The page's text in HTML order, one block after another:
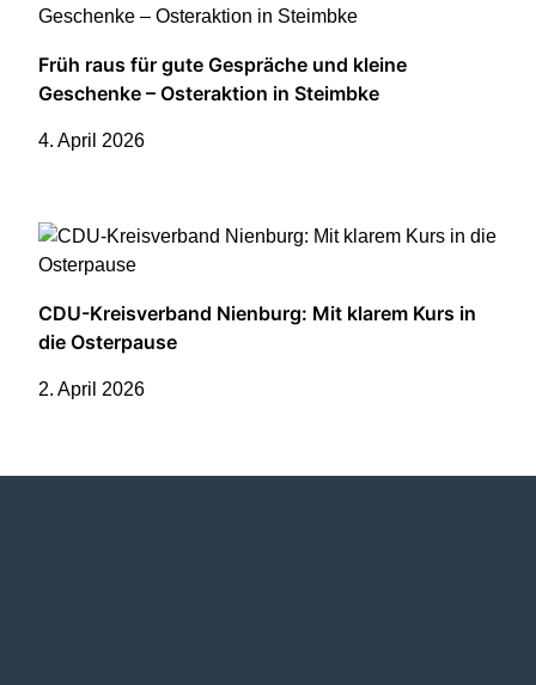
Früh raus für gute Gespräche und kleine
Geschenke – Osteraktion in Steimbke
4. April 2026
CDU-Kreisverband Nienburg: Mit klarem Kurs in
die Osterpause
2. April 2026